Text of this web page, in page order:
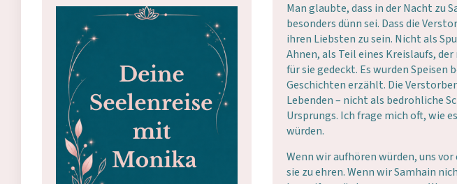
Man glaubte, dass in der Nacht zu
besonders dünn sei. Dass die
ihren Liebsten zu sein. Nicht als
Ahnen, als Teil eines Kreislaufs,
für sie gedeckt. Es wurden
Geschichten erzählt. Die
Lebenden – nicht als bedrohliche
Ursprungs. Ich frage mich oft, wie
würden.
Wenn wir aufhören würden, uns
sie zu ehren. Wenn wir Samhain